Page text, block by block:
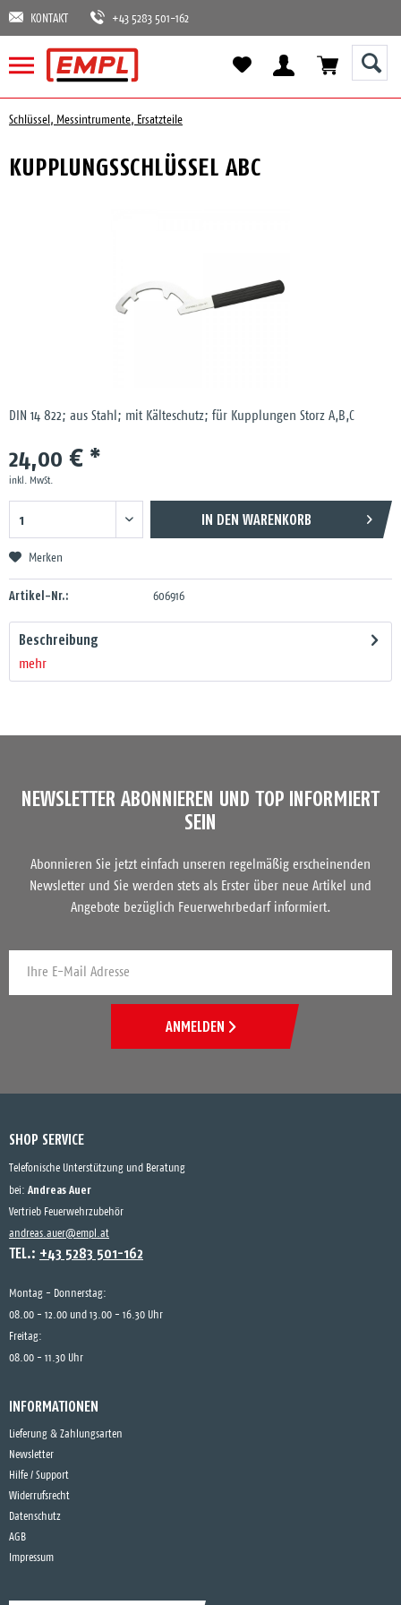
KONTAKT +43 5283 501-162
Schlüssel, Messintrumente, Ersatzteile
KUPPLUNGSSCHLÜSSEL ABC
DIN 14 822; aus Stahl; mit Kälteschutz; für Kupplungen Storz A,B,C
24,00 € *
inkl. MwSt.
IN DEN WARENKORB
Merken
Artikel-Nr.: 606916
Beschreibung
mehr
NEWSLETTER ABONNIEREN UND TOP INFORMIERT
SEIN
Abonnieren Sie jetzt einfach unseren regelmäßig erscheinenden
Newsletter und Sie werden stets als Erster über neue Artikel und
Angebote bezüglich Feuerwehrbedarf informiert.
ANMELDEN
SHOP SERVICE
Telefonische Unterstützung und Beratung
bei: Andreas Auer
Vertrieb Feuerwehrzubehör
andreas.auer@empl.at
TEL.: +43 5283 501-162
Montag - Donnerstag:
08.00 - 12.00 und 13.00 - 16.30 Uhr
Freitag:
08.00 - 11.30 Uhr
INFORMATIONEN
Lieferung & Zahlungsarten
Newsletter
Hilfe / Support
Widerrufsrecht
Datenschutz
AGB
Impressum